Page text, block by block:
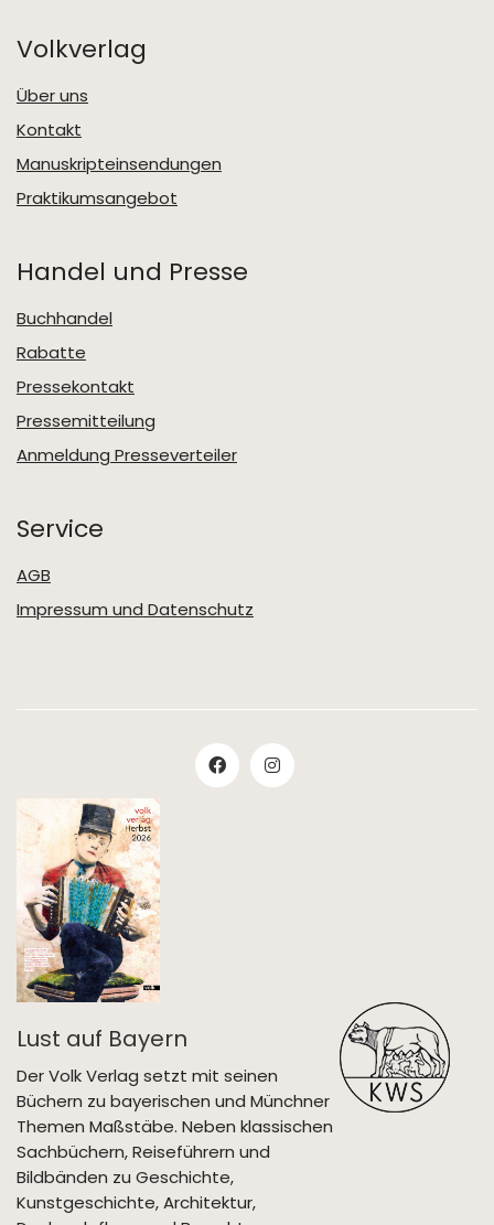
Volkverlag
Über uns
Kontakt
Manuskripteinsendungen
Praktikumsangebot
Handel und Presse
Buchhandel
Rabatte
Pressekontakt
Pressemitteilung
Anmeldung Presseverteiler
Service
AGB
Impressum und Datenschutz
Lust auf Bayern
Der Volk Verlag setzt mit seinen
Büchern zu bayerischen und Münchner
Themen Maßstäbe. Neben klassischen
Sachbüchern, Reiseführern und
Bildbänden zu Geschichte,
Kunstgeschichte, Architektur,